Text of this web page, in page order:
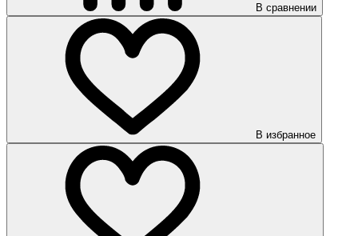
В сравнении
В избранное